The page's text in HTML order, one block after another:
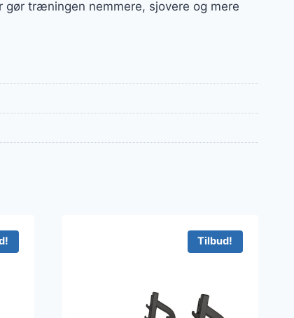
gør træningen nemmere, sjovere og mere
Tilbud!